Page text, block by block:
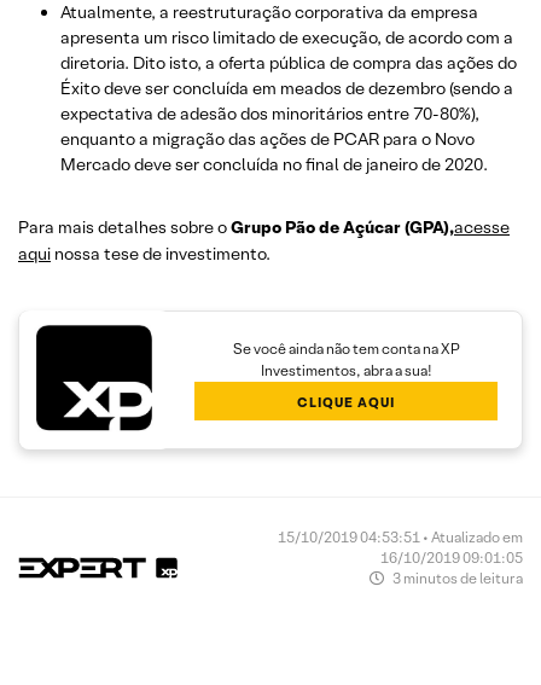
Atualmente, a reestruturação corporativa da empresa
apresenta um risco limitado de execução, de acordo com a
diretoria. Dito isto, a oferta pública de compra das ações do
Éxito deve ser concluída em meados de dezembro (sendo a
expectativa de adesão dos minoritários entre 70-80%),
enquanto a migração das ações de PCAR para o Novo
Mercado deve ser concluída no final de janeiro de 2020.
Para mais detalhes sobre oGrupo Pão de Açúcar (GPA),acesse
aqui nossa tese de investimento.
Se você ainda não tem conta na XP
Investimentos, abra a sua!
CLIQUE AQUI
15/10/2019 04:53:51 • Atualizado em
16/10/2019 09:01:05
3 minutos de leitura